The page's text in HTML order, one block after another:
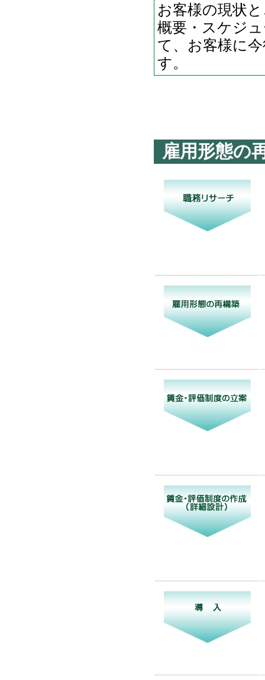
お客様の現状
概要・スケジ
て、お客様に
す。
雇用形態の